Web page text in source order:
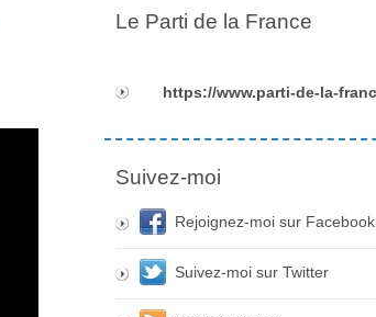
Le Parti de la France
https://www.parti-de-la-
Suivez-moi
Rejoignez-moi sur Facebook
Suivez-moi sur Twitter